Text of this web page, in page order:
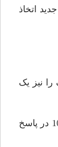
اتخاذ
را نیز یک
وادار به موضع گیری کرد. وی در 10/9/68 در پاسخ